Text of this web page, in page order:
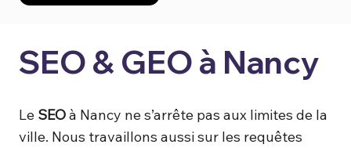
SEO & GEO à Nancy
Le SEOà Nancy ne s’arrête pas aux limites de la
ville. Nous travaillons aussi sur les requêtes